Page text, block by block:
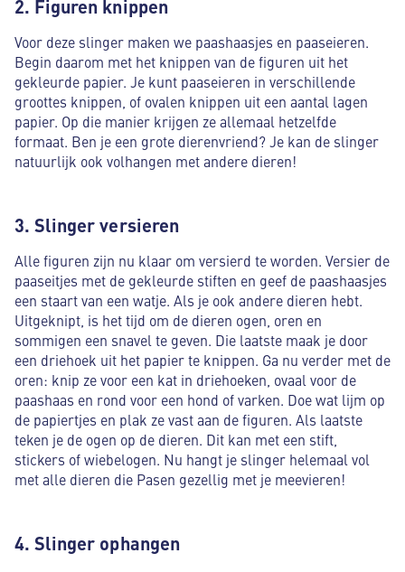
2. Figuren knippen
Voor deze slinger maken we paashaasjes en paaseieren.
Begin daarom met het knippen van de figuren uit het
gekleurde papier. Je kunt paaseieren in verschillende
groottes knippen, of ovalen knippen uit een aantal lagen
papier. Op die manier krijgen ze allemaal hetzelfde
formaat. Ben je een grote dierenvriend? Je kan de slinger
natuurlijk ook volhangen met andere dieren!
3. Slinger versieren
Alle figuren zijn nu klaar om versierd te worden. Versier de
paaseitjes met de gekleurde stiften en geef de paashaasjes
een staart van een watje. Als je ook andere dieren hebt.
Uitgeknipt, is het tijd om de dieren ogen, oren en
sommigen een snavel te geven. Die laatste maak je door
een driehoek uit het papier te knippen. Ga nu verder met de
oren: knip ze voor een kat in driehoeken, ovaal voor de
paashaas en rond voor een hond of varken. Doe wat lijm op
de papiertjes en plak ze vast aan de figuren. Als laatste
teken je de ogen op de dieren. Dit kan met een stift,
stickers of wiebelogen. Nu hangt je slinger helemaal vol
met alle dieren die Pasen gezellig met je meevieren!
4. Slinger ophangen